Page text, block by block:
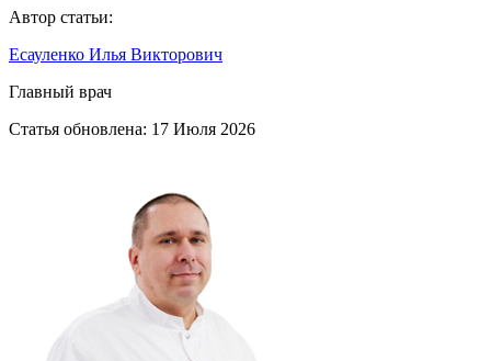
Автор статьи:
Есауленко Илья Викторович
Главный врач
Статья обновлена: 17 Июля 2026